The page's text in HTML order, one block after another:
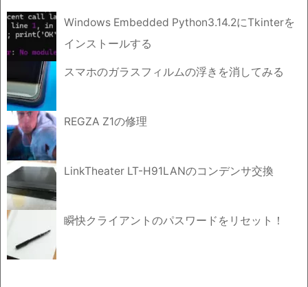
Windows Embedded Python3.14.2にTkinterを
インストールする
スマホのガラスフィルムの浮きを消してみる
REGZA Z1の修理
LinkTheater LT-H91LANのコンデンサ交換
瞬快クライアントのパスワードをリセット！